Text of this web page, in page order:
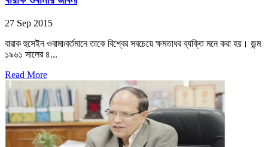
27 Sep 2015
বারাক হুসেইন ওবামা৷বর্তমানে তাকে বিশ্বের সবচেয়ে ক্ষমতাধর ব্যক্তি মনে করা হয়। জন্ম
১৯৬১ সালের ৪...
Read More